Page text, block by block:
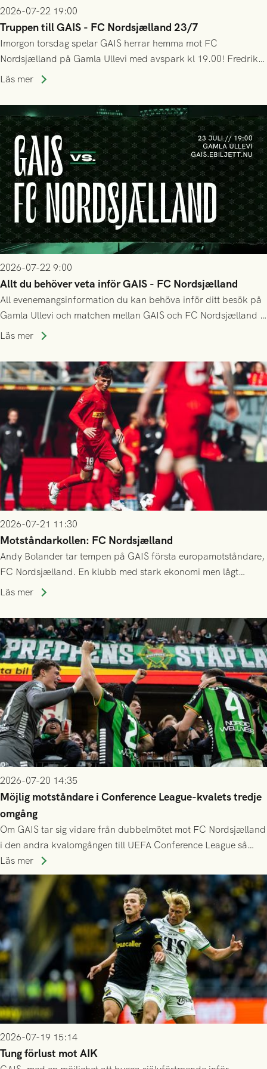
2026-07-22 19:00
Truppen till GAIS - FC Nordsjælland 23/7
Imorgon torsdag spelar GAIS herrar hemma mot FC
Nordsjælland på Gamla Ullevi med avspark kl 19.00! Fredrik
Holmberg och ledarstaben har tagit ut följande trupp till
Läs mer
2026-07-22 9:00
Allt du behöver veta inför GAIS - FC Nordsjælland
All evenemangsinformation du kan behöva inför ditt besök på
Gamla Ullevi och matchen mellan GAIS och FC Nordsjælland i
kvalet till Conference League! Avspark kl 19.00 på torsdag
Läs mer
2026-07-21 11:30
Motståndarkollen: FC Nordsjælland
Andy Bolander tar tempen på GAIS första europamotståndare,
FC Nordsjælland. En klubb med stark ekonomi men lågt
publiksnitt, ett lag med både kollektiv styrka och individuell
Läs mer
2026-07-20 14:35
Möjlig motståndare i Conference League-kvalets tredje
omgång
Om GAIS tar sig vidare från dubbelmötet mot FC Nordsjælland
i den andra kvalomgången till UEFA Conference League så
spelas den tredje kvalomgången kort därpå. Motståndare blir
då vinnaren i mötet mellan isländska Valur och HŠK Zrinjski
Mostar från Bosnien och Hercegovina.
Läs mer
2026-07-19 15:14
Tung förlust mot AIK